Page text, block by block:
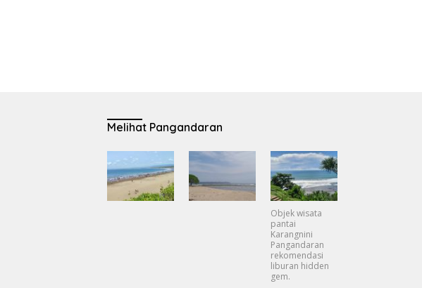
Melihat Pangandaran
Objek wisata
pantai
Karangnini
Pangandaran
rekomendasi
liburan hidden
gem.